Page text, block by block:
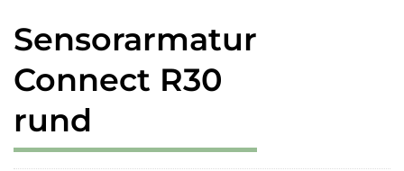
Sensorarmatur
Connect R30
rund